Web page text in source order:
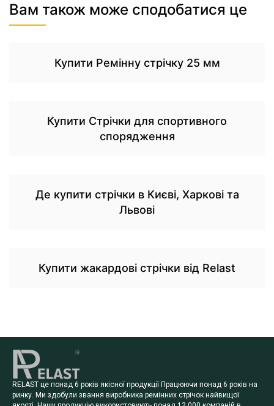
Вам також може сподобатися це
Купити Ремінну стрічку 25 мм
Купити Стрічки для спортивного
спорядження
Де купити стрічки в Києві, Харкові та
Львові
Купити жакардові стрічки від Relast
RELAST це понад 6 років якісної продукції Працюючи понад 6 років на
ринку. Ми здобули звання виробника ремінних стрічок найвищої